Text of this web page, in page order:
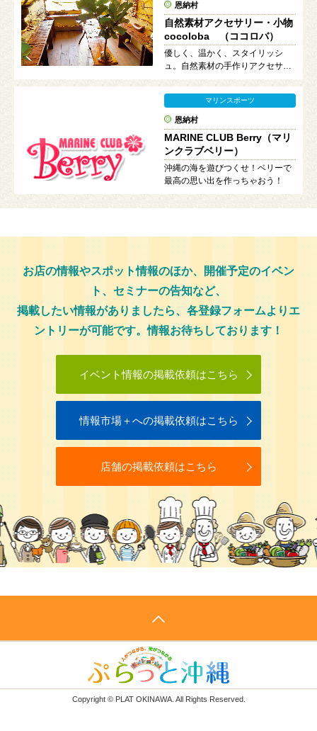
恩納村
自然素材アクセサリー・小物
cocoloba （ココロバ）
優しく、温かく、スタイリッシ
ュ。自然素材の手作りアクセサリ
ー
マリンスポーツ
恩納村
MARINE CLUB Berry（マリ
ンクラブベリー）
沖縄の海を遊びつくせ！ベリーで
最高の思い出を作っちゃおう！
お店の情報やスポット情報のほか、開催予定のイベン
ト、セミナーの告知など、
掲載したい情報がありましたら、各登録フォームよりエ
ントリーが可能です。情報お待ちしております！
イベント情報の掲載依頼はこちら
情報市場＋への掲載依頼はこちら
店舗の掲載依頼はこちら
Copyright © PLAT OKINAWA. All Rights Reserved.